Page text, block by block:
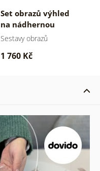
Set obrazů výhled
na nádhernou
přírodu
Sestavy obrazů
1 760 Kč